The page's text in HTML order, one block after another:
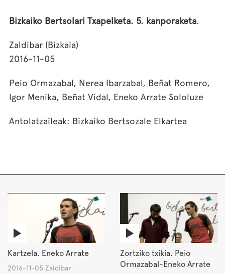
Bizkaiko Bertsolari Txapelketa. 5. kanporaketa.
Zaldibar (Bizkaia)
2016-11-05
Peio Ormazabal, Nerea Ibarzabal, Beñat Romero,
Igor Menika, Beñat Vidal, Eneko Arrate Sololuze
Antolatzaileak: Bizkaiko Bertsozale Elkartea
Kartzela. Eneko Arrate
2016-11-05 Zaldibar
Zortziko txikia. Peio
Ormazabal-Eneko Arrate